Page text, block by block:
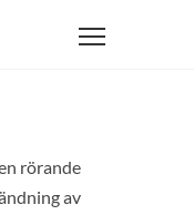
rörande
av